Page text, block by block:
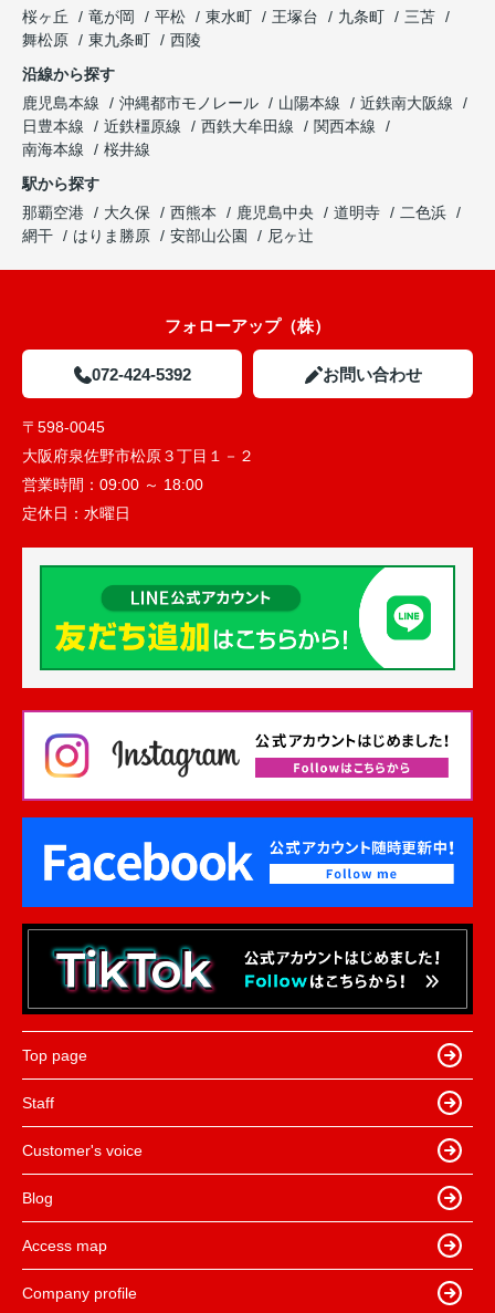
桜ヶ丘
竜が岡 平松 東水町 王塚台 九条町
三苫
舞松原
東九条町
西陵
沿線から探す
鹿児島本線
沖縄都市モノレール 山陽本線
近鉄南大阪線
日豊本線
近鉄橿原線 西鉄大牟田線
関西本線
南海本線
桜井線
駅から探す
那覇空港
大久保 西熊本 鹿児島中央 道明寺
二色浜
網干
はりま勝原 安部山公園 尼ヶ辻
フォローアップ（株）
072-424-5392 お問い合わせ
〒598-0045
大阪府泉佐野市松原３丁目１－２
営業時間： 09:00 ～ 18:00
定休日： 水曜日
Top page
Staff
Customer's voice
Blog
Access map
Company profile